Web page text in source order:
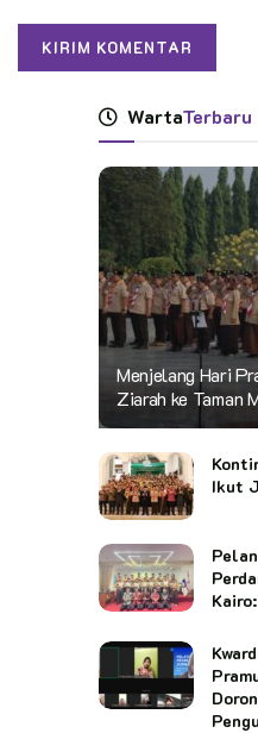
WartaTerbaru
Menjelang Hari
Ziarah ke Taman
Ikut